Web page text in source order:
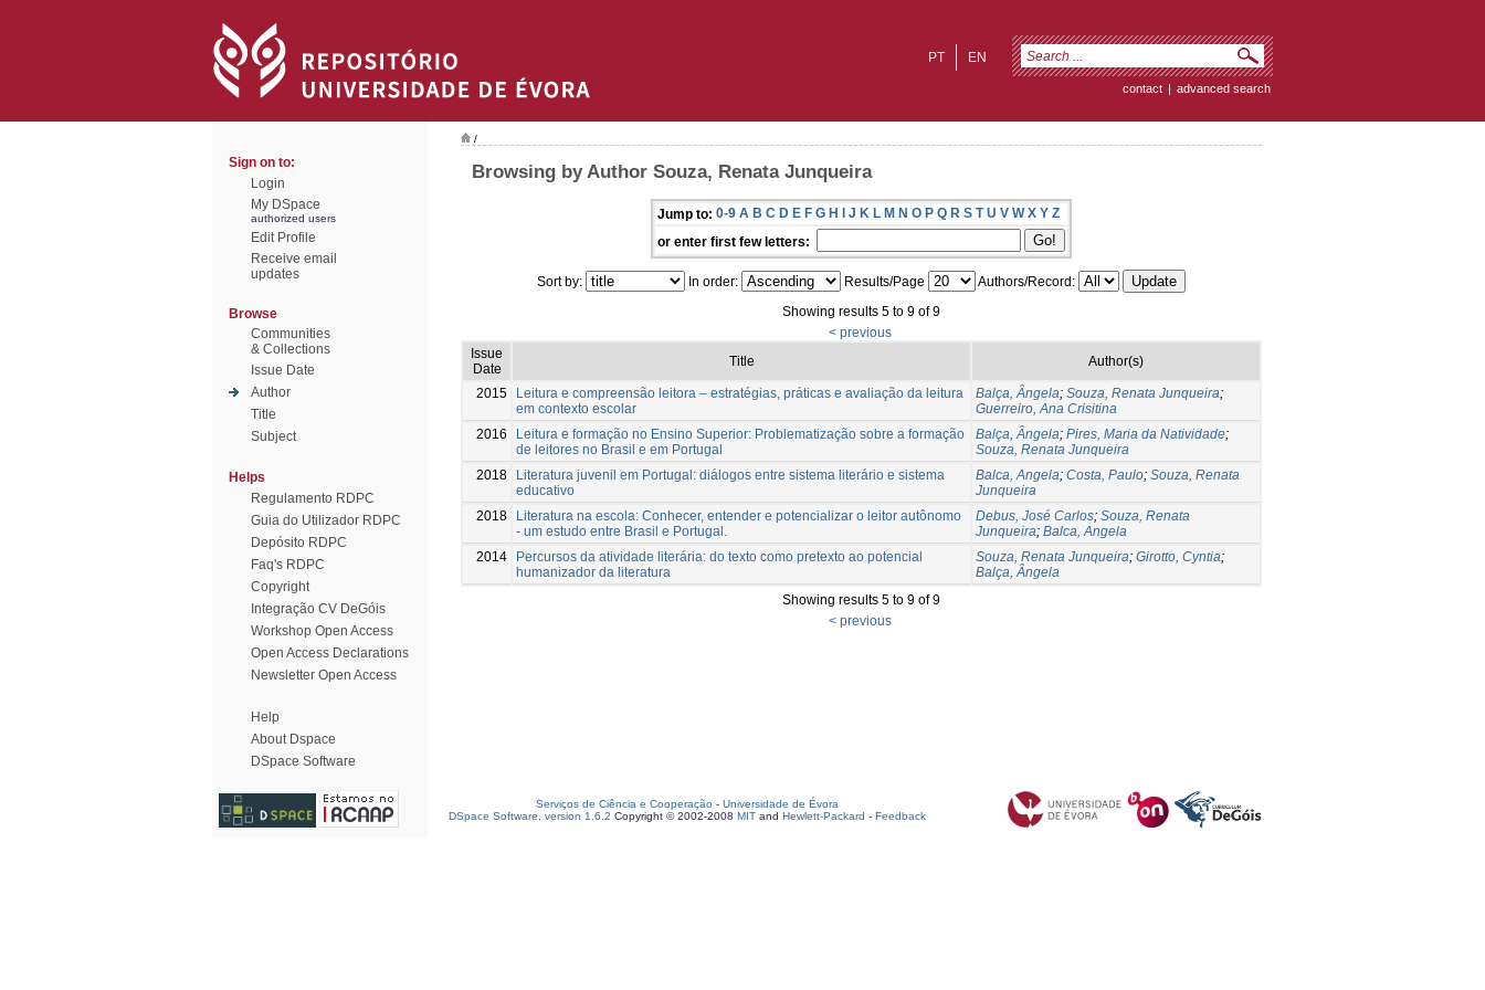
EN
PT
contact | advanced search
Sign on to:
Login
My DSpace
authorized users
Edit Profile
Receive email
updates
Browse
Communities
& Collections
Issue Date
Author
Title
Subject
Helps
Regulamento RDPC
Guia do Utilizador RDPC
Depósito RDPC
Faq's RDPC
Copyright
Integração CV DeGóis
Workshop Open Access
Open Access Declarations
Newsletter Open Access
Help
About Dspace
DSpace Software
/
Browsing by Author Souza, Renata Junqueira
Jump to: 0-9 A B C D E F G H I J K L M N O P Q R S T U V W X Y Z
or enter first few letters:
Sort by: In order: Results/Page
Authors/Record:
Showing results 5 to 9 of 9
< previous
Issue
Date
Title Author(s)
2015
Leitura e compreensão leitora – estratégias, práticas e avaliação da leitura
em contexto escolar
Balça, Ângela; Souza, Renata Junqueira;
Guerreiro, Ana Crisitina
2016
Leitura e formação no Ensino Superior: Problematização sobre a formação
de leitores no Brasil e em Portugal
Balça, Ângela; Pires, Maria da Natividade;
Souza, Renata Junqueira
2018
Literatura juvenil em Portugal: diálogos entre sistema literário e sistema
educativo
Balca, Angela; Costa, Paulo; Souza, Renata
Junqueira
2018
Literatura na escola: Conhecer, entender e potencializar o leitor autônomo
- um estudo entre Brasil e Portugal.
Debus, José Carlos; Souza, Renata
Junqueira; Balca, Angela
2014
Percursos da atividade literária: do texto como pretexto ao potencial
humanizador da literatura
Souza, Renata Junqueira; Girotto, Cyntia;
Balça, Ângela
Showing results 5 to 9 of 9
< previous
Serviços de Ciência e Cooperação - Universidade de Évora
DSpace Software, version 1.6.2 Copyright © 2002-2008 MIT and Hewlett-Packard - Feedback